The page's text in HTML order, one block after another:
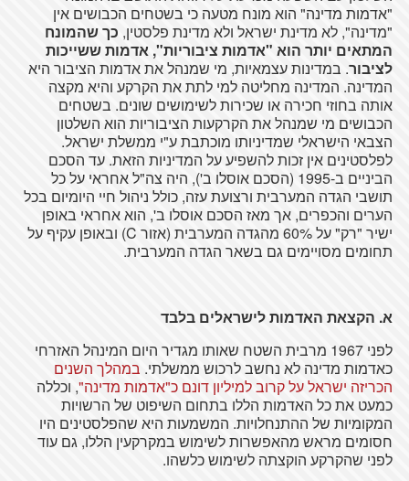
"אדמות מדינה" הוא מונח מטעה כי בשטחים הכבושים אין
"מדינה", לא מדינת ישראל ולא מדינת פלסטין, כך שהמונח
המתאים יותר הוא "אדמות ציבוריות", אדמות ששייכות
לציבור. במדינות עצמאיות, מי שמנהל את אדמות הציבור היא
המדינה. המדינה מחליטה למי לתת את הקרקע והיא מקצה
אותה בחוזי חכירה או שכירות לשימושים שונים. בשטחים
הכבושים מי שמנהל את הקרקעות הציבוריות הוא השלטון
הצבאי הישראלי שמדיניותו מוכתבת ע"י ממשלת ישראל.
לפלסטינים אין זכות להשפיע על המדיניות הזאת. עד הסכם
הביניים ב-1995 (הסכם אוסלו ב'), היה צה"ל אחראי על כל
תושבי הגדה המערבית ורצועת עזה, כולל ניהול חיי היומיום בכל
הערים והכפרים, אך מאז הסכם אוסלו ב', הוא אחראי באופן
ישיר "רק" על 60% מהגדה המערבית (אזור C) ובאופן עקיף על
תחומים מסויימים גם בשאר הגדה המערבית.
א. הקצאת האדמות לישראלים בלבד
לפני 1967 מרבית השטח שאותו מגדיר היום המינהל האזרחי
כאדמות מדינה לא נחשב לרכוש ממשלתי. במהלך השנים
הכריזה ישראל על קרוב למיליון דונם כ"אדמות מדינה", וכללה
כמעט את כל האדמות הללו בתחום השיפוט של הרשויות
המקומיות של ההתנחלויות. המשמעות היא שהפלסטינים היו
חסומים מראש מהאפשרות לשימוש במקרקעין הללו, גם עוד
לפני שהקרקע הוקצתה לשימוש כלשהו.